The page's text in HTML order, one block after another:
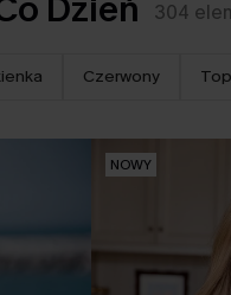
Dzień 304
Czerwony
NOWY